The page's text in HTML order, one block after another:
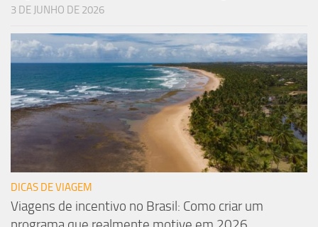
3 DE JUNHO DE 2026
DICAS DE VIAGEM
Viagens de incentivo no Brasil: Como criar um